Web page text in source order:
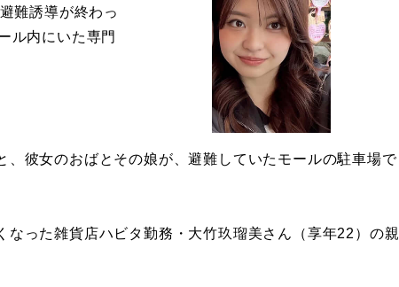
難誘導が終わっ
ル内にいた専門
、彼女のおばとその娘が、避難していたモールの駐車場で
った雑貨店ハビタ勤務・大竹玖瑠美さん（享年22）の親